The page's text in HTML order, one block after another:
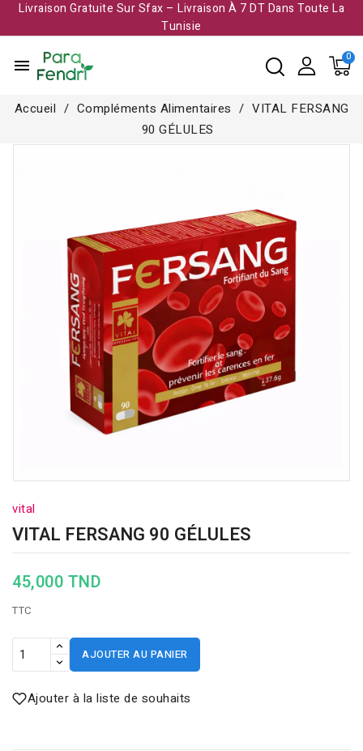
Livraison Gratuite Sur Sfax – Livraison À 7 DT Dans Toute La
Tunisie​
menu
Accueil Compléments Alimentaires
VITAL FERSANG
90 GÉLULES
vital
VITAL FERSANG 90 GÉLULES
45,000 TND
TTC
AJOUTER AU PANIER
Ajouter à la liste de souhaits